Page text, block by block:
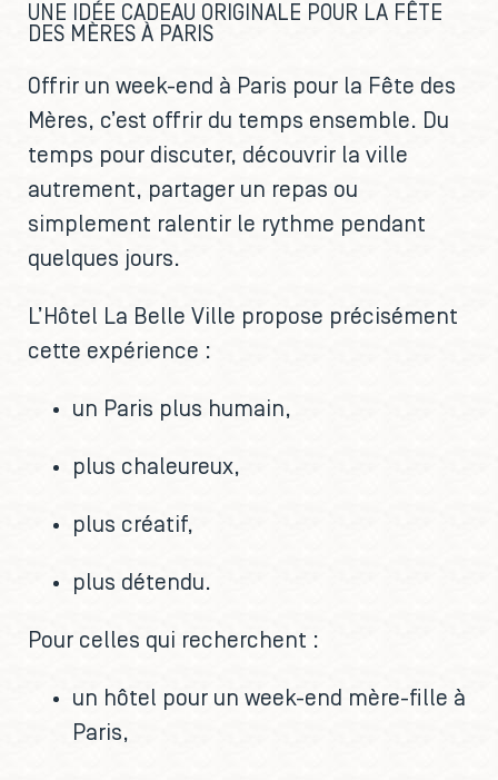
UNE IDÉE CADEAU ORIGINALE POUR LA FÊTE
DES MÈRES À PARIS
Offrir un week-end à Paris pour la Fête des
Mères, c’est offrir du temps ensemble. Du
temps pour discuter, découvrir la ville
autrement, partager un repas ou
simplement ralentir le rythme pendant
quelques jours.
L’Hôtel La Belle Ville propose précisément
cette expérience :
un Paris plus humain,
plus chaleureux,
plus créatif,
plus détendu.
Pour celles qui recherchent :
un hôtel pour un week-end mère-fille à
Paris,